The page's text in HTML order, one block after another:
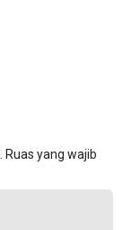
Ruas yang wajib